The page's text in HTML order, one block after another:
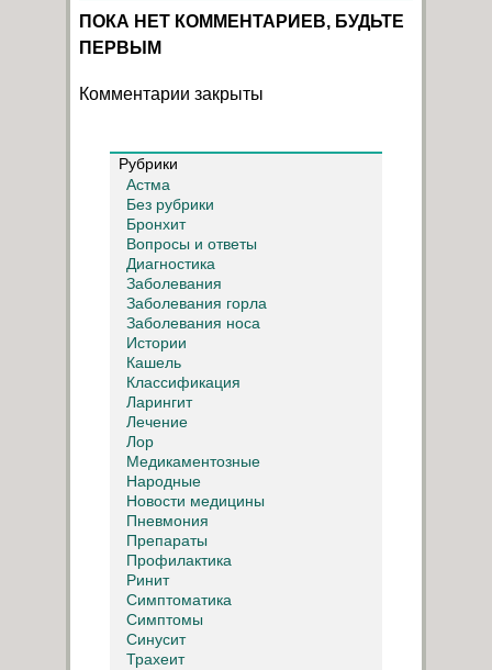
ПОКА НЕТ КОММЕНТАРИЕВ, БУДЬТЕ
ПЕРВЫМ
Комментарии закрыты
Рубрики
Астма
Без рубрики
Бронхит
Вопросы и ответы
Диагностика
Заболевания
Заболевания горла
Заболевания носа
Истории
Кашель
Классификация
Ларингит
Лечение
Лор
Медикаментозные
Народные
Новости медицины
Пневмония
Препараты
Профилактика
Ринит
Симптоматика
Симптомы
Синусит
Трахеит